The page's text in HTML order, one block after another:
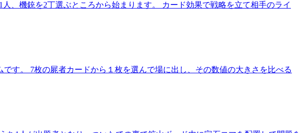
、機銃を2丁選ぶところから始まります。 カード効果で戦略を立て相手のライ
す。 7枚の屍者カードから１枚を選んで場に出し、その数値の大きさを比べる